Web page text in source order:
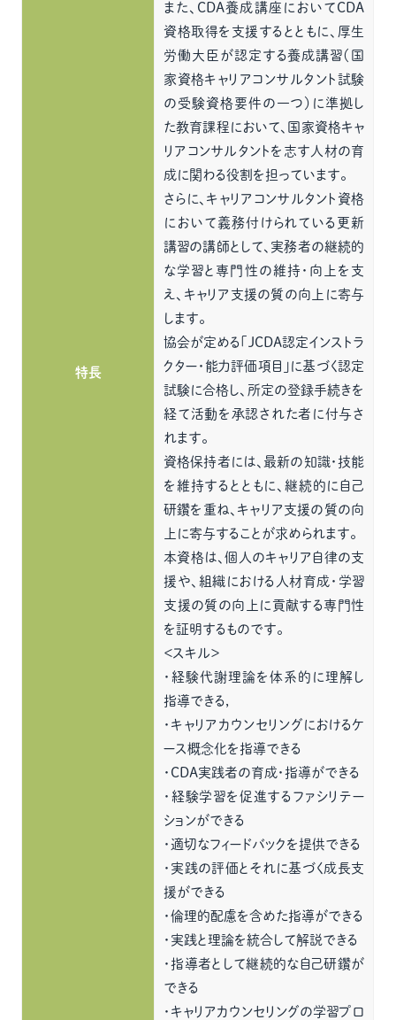
特長
また、CDA養成講座においてCDA
資格取得を支援するとともに、厚生
労働大臣が認定する養成講習（国
家資格キャリアコンサルタント試験
の受験資格要件の一つ）に準拠し
た教育課程において、国家資格キャ
リアコンサルタントを志す人材の育
成に関わる役割を担っています。
さらに、キャリアコンサルタント資格
において義務付けられている更新
講習の講師として、実務者の継続的
な学習と専門性の維持・向上を支
え、キャリア支援の質の向上に寄与
します。
協会が定める「JCDA認定インストラ
クター・能力評価項目」に基づく認定
試験に合格し、所定の登録手続きを
経て活動を承認された者に付与さ
れます。
資格保持者には、最新の知識・技能
を維持するとともに、継続的に自己
研鑽を重ね、キャリア支援の質の向
上に寄与することが求められます。
本資格は、個人のキャリア自律の支
援や、組織における人材育成・学習
支援の質の向上に貢献する専門性
を証明するものです。
＜スキル＞
・経験代謝理論を体系的に理解し
指導できる,
・キャリアカウンセリングにおけるケ
ース概念化を指導できる
・CDA実践者の育成・指導ができる
・経験学習を促進するファシリテー
ションができる
・適切なフィードバックを提供できる
・実践の評価とそれに基づく成長支
援ができる
・倫理的配慮を含めた指導ができる
・実践と理論を統合して解説できる
・指導者として継続的な自己研鑽が
できる
・キャリアカウンセリングの学習プロ